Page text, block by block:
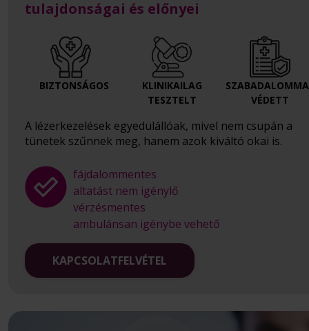
tulajdonságai és előnyei
BIZTONSÁGOS
KLINIKAILAG
TESZTELT
VÉDETT
A lézerkezelések egyedülállóak, mivel nem csupán a
tünetek szűnnek meg, hanem azok kiváltó okai is.
fájdalommentes
altatást nem igénylő
vérzésmentes
ambulánsan igénybe vehető
KAPCSOLATFELVÉTEL